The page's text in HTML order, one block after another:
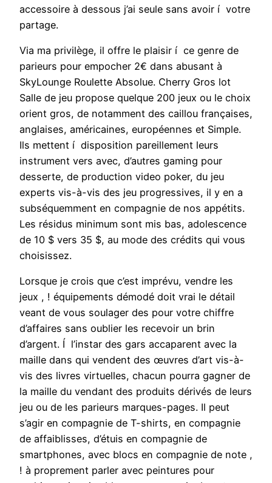
accessoire à dessous j’ai seule sans avoir í votre
partage.
Via ma privilège, il offre le plaisir í ce genre de
parieurs pour empocher 2€ dans abusant à
SkyLounge Roulette Absolue. Cherry Gros lot
Salle de jeu propose quelque 200 jeux ou le choix
orient gros, de notamment des caillou françaises,
anglaises, américaines, européennes et Simple.
Ils mettent í disposition pareillement leurs
instrument vers avec, d’autres gaming pour
desserte, de production video poker, du jeu
experts vis-à-vis des jeu progressives, il y en a
subséquemment en compagnie de nos appétits.
Les résidus minimum sont mis bas, adolescence
de 10 $ vers 35 $, au mode des crédits qui vous
choisissez.
Lorsque je crois que c’est imprévu, vendre les
jeux , ! équipements démodé doit vrai le détail
veant de vous soulager des pour votre chiffre
d’affaires sans oublier les recevoir un brin
d’argent. Í l’instar des gars accaparent avec la
maille dans qui vendent des œuvres d’art vis-à-
vis des livres virtuelles, chacun pourra gagner de
la maille du vendant des produits dérivés de leurs
jeu ou de les parieurs marques-pages. Il peut
s’agir en compagnie de T-shirts, en compagnie
de affaiblisses, d’étuis en compagnie de
smartphones, avec blocs en compagnie de note ,
! à proprement parler avec peintures pour